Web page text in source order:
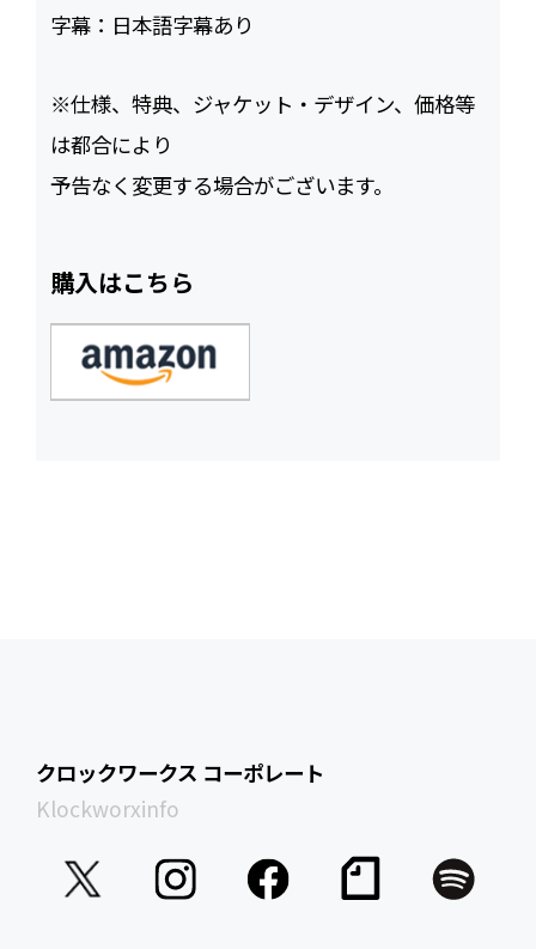
字幕： 日本語字幕あり
※仕様、特典、ジャケット・デザイン、価格等
は都合により
予告なく変更する場合がございます。
購入はこちら
クロックワークス コーポレート
Klockworxinfo